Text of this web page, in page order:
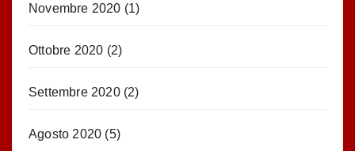
Novembre 2020 (1)
Ottobre 2020 (2)
Settembre 2020(2)
Agosto 2020 (5)